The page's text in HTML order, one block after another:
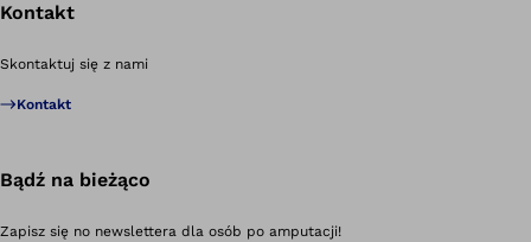
Kontakt
Skontaktuj się z nami
Kontakt
Bądź na bieżąco
Zapisz się no newslettera dla osób po amputacji!